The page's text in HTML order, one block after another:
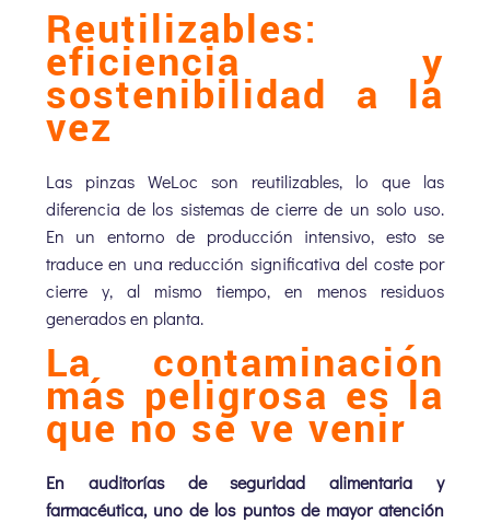
Reutilizables:
eficiencia y
sostenibilidad a la
vez
Las pinzas WeLoc son reutilizables, lo que las
diferencia de los sistemas de cierre de un solo uso.
En un entorno de producción intensivo, esto se
traduce en una reducción significativa del coste por
cierre y, al mismo tiempo, en menos residuos
generados en planta.
La contaminación
más peligrosa es la
que no se ve venir
En auditorías de seguridad alimentaria y
farmacéutica, uno de los puntos de mayor atención